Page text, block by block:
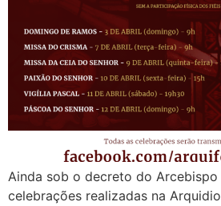
Ainda sob o decreto do
celebrações realizadas na